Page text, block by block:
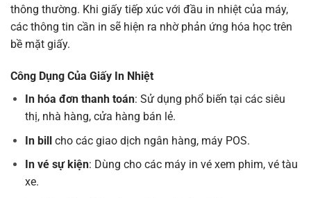
thông thường. Khi giấy tiếp xúc với đầu in nhiệt của máy,
các thông tin cần in sẽ hiện ra nhờ phản ứng hóa học trên
bề mặt giấy.
Công Dụng Của Giấy In Nhiệt
In hóa đơn thanh toán: Sử dụng phổ biến tại các siêu
thị, nhà hàng, cửa hàng bán lẻ.
In billcho các giao dịch ngân hàng, máy POS.
In vé sự kiện: Dùng cho các máy in vé xem phim, vé tàu
xe.